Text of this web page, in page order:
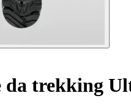
da trekking